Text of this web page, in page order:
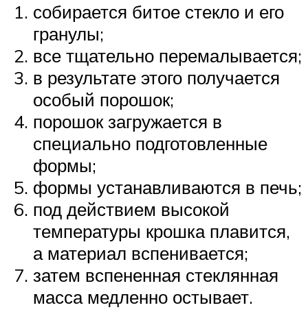
собирается битое стекло и его
гранулы;
все тщательно перемалывается;
в результате этого получается
особый порошок;
порошок загружается в
специально подготовленные
формы;
формы устанавливаются в печь;
под действием высокой
температуры крошка плавится,
а материал вспенивается;
затем вспененная стеклянная
масса медленно остывает.